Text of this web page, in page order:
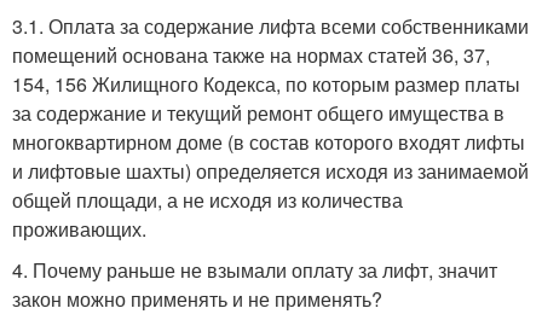
3.1. Оплата за содержание лифта всеми собственниками
помещений основана также на нормах статей 36, 37,
154, 156 Жилищного Кодекса, по которым размер платы
за содержание и текущий ремонт общего имущества в
многоквартирном доме (в состав которого входят лифты
и лифтовые шахты) определяется исходя из занимаемой
общей площади, а не исходя из количества
проживающих.
4. Почему раньше не взымали оплату за лифт, значит
закон можно применять и не применять?